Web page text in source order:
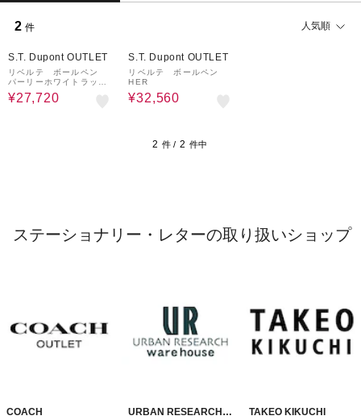
2 件 人気順
S.T. Dupont OUTLET
リベルテ ボールペン
パーリーホワイトラッカ
ー＆パラディウム
¥27,720
S.T. Dupont OUTLET
リベルテ ボールペン
HER
¥32,560
2 件 / 2 件中
ステーショナリー・レターの取り扱いショップ
COACH
URBAN RESEARCH
TAKEO KIKUCHI